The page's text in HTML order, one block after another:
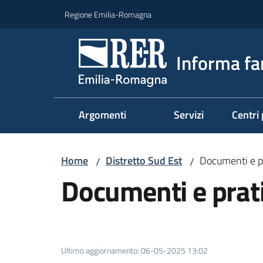
Regione Emilia-Romagna
Informa
Argomenti Servizi Centri
Home / Distretto Sud Est / Documenti e
Documenti e
Ultimo aggiornamento:06-05-2025 13:02